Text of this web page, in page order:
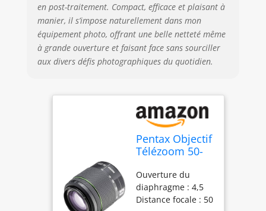
en post-traitement. Compact, efficace et plaisant à
manier, il s’impose naturellement dans mon
équipement photo, offrant une belle netteté même
à grande ouverture et faisant face sans sourciller
aux divers défis photographiques du quotidien.
Pentax Objectif
Télézoom 50-
ED WR pour
Appareil photo
Reflex
Ouverture du
diaphragme : 4,5
Distance focale : 50